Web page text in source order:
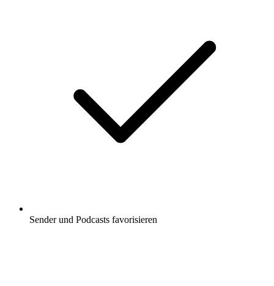
Sender und Podcasts favorisieren